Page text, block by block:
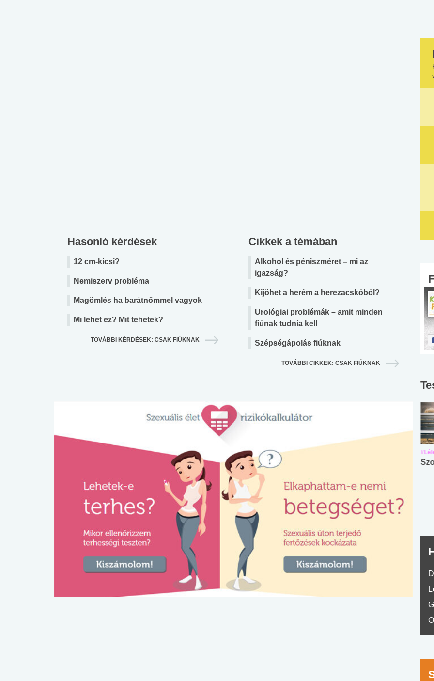
Hasonló kérdések
12 cm-kicsi?
Nemiszerv probléma
Magömlés ha barátnőmmel vagyok
Mi lehet ez? Mit tehetek?
TOVÁBBI KÉRDÉSEK: CSAK FIÚKNAK
Cikkek a témában
Alkohol és péniszméret – mi az
igazság?
Kijöhet a herém a herezacskóból?
Urológiai problémák – amit minden
fiúnak tudnia kell
Szépségápolás fiúknak
TOVÁBBI CIKKEK: CSAK FIÚKNAK
#Betegségek
Elsősegély
tudásteszt
#Suli, munka
Angol középfokú
nyelvvizsga teszt -
No.42